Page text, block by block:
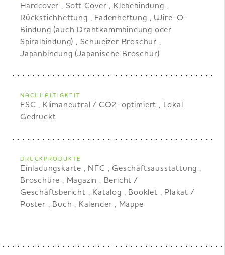
Hardcover , Soft Cover , Klebebindung ,
Rückstichheftung , Fadenheftung , Wire-O-
Bindung (auch Drahtkammbindung oder
Spiralbindung) , Schweizer Broschur ,
Japanbindung (Japanische Broschur)
NACHHALTIGKEIT
FSC , Klimaneutral / CO2-optimiert , Lokal
Gedruckt
DRUCKPRODUKTE
Einladungskarte , NFC , Geschäftsausstattung ,
Broschüre , Magazin , Bericht /
Geschäftsbericht , Katalog , Booklet , Plakat /
Poster , Buch , Kalender , Mappe